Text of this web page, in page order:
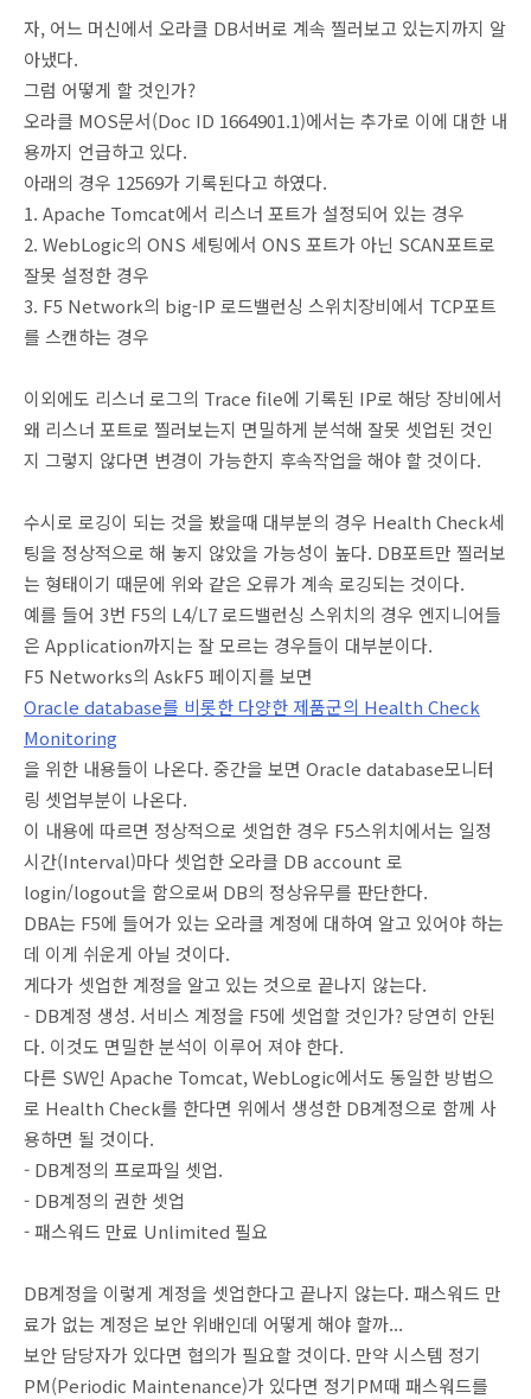
자, 어느 머신에서 오라클 DB서버로 계속 찔러보고 있는지까지 알
아냈다.
그럼 어떻게 할 것인가?
오라클 MOS문서(Doc ID 1664901.1)에서는 추가로 이에 대한 내
용까지 언급하고 있다.
아래의 경우 12569가 기록된다고 하였다.
1. Apache Tomcat에서 리스너 포트가 설정되어 있는 경우
2. WebLogic의 ONS 세팅에서 ONS 포트가 아닌 SCAN포트로
잘못 설정한 경우
3. F5 Network의 big-IP 로드밸런싱 스위치장비에서 TCP포트
를 스캔하는 경우
이외에도 리스너 로그의 Trace file에 기록된 IP로 해당 장비에서
왜 리스너 포트로 찔러보는지 면밀하게 분석해 잘못 셋업된 것인
지 그렇지 않다면 변경이 가능한지 후속작업을 해야 할 것이다.
수시로 로깅이 되는 것을 봤을때 대부분의 경우 Health Check세
팅을 정상적으로 해 놓지 않았을 가능성이 높다. DB포트만 찔러보
는 형태이기 때문에 위와 같은 오류가 계속 로깅되는 것이다.
예를 들어 3번 F5의 L4/L7 로드밸런싱 스위치의 경우 엔지니어들
은 Application까지는 잘 모르는 경우들이 대부분이다.
F5 Networks의 AskF5 페이지를 보면
Oracle database를 비롯한 다양한 제품군의 Health Check
Monitoring
을 위한 내용들이 나온다. 중간을 보면 Oracle database모니터
링 셋업부분이 나온다.
이 내용에 따르면 정상적으로 셋업한 경우 F5스위치에서는 일정
시간(Interval)마다 셋업한 오라클 DB account 로
login/logout을 함으로써 DB의 정상유무를 판단한다.
DBA는 F5에 들어가 있는 오라클 계정에 대하여 알고 있어야 하는
데 이게 쉬운게 아닐 것이다.
게다가 셋업한 계정을 알고 있는 것으로 끝나지 않는다.
- DB계정 생성. 서비스 계정을 F5에 셋업할 것인가? 당연히 안된
다. 이것도 면밀한 분석이 이루어 져야 한다.
다른 SW인 Apache Tomcat, WebLogic에서도 동일한 방법으
로 Health Check를 한다면 위에서 생성한 DB계정으로 함께 사
용하면 될 것이다.
- DB계정의 프로파일 셋업.
- DB계정의 권한 셋업
- 패스워드 만료 Unlimited 필요
DB계정을 이렇게 계정을 셋업한다고 끝나지 않는다. 패스워드 만
료가 없는 계정은 보안 위배인데 어떻게 해야 할까...
보안 담당자가 있다면 협의가 필요할 것이다. 만약 시스템 정기
PM(Periodic Maintenance)가 있다면 정기PM때 패스워드를